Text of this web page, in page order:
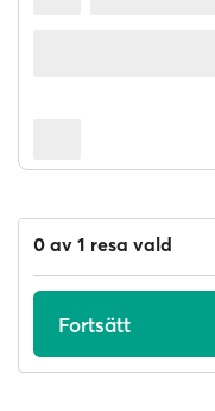
0 av 1 resa vald
Fortsätt